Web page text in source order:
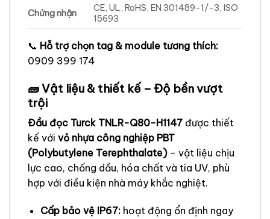
Chứng nhận
CE, UL, RoHS, EN 301489-1/-3, ISO
15693
📞 Hỗ trợ chọn tag & module tương thích:
0909 399 174
🧱 Vật liệu & thiết kế – Độ bền vượt
trội
Đầu đọc Turck TNLR-Q80-H1147 được thiết
kế với vỏ nhựa công nghiệp PBT
(Polybutylene Terephthalate)– vật liệu chịu
lực cao, chống dầu, hóa chất và tia UV, phù
hợp với điều kiện nhà máy khắc nghiệt.
Cấp bảo vệ IP67:hoạt động ổn định ngay